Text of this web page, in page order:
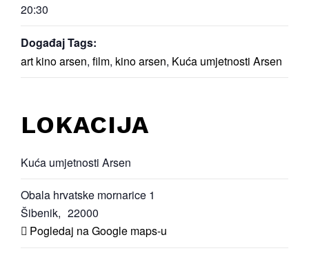
20:30
Događaj Tags:
art kino arsen, film, kino arsen, Kuća umjetnosti Arsen
LOKACIJA
Kuća umjetnosti Arsen
Obala hrvatske mornarice 1
Šibenik, 22000
Pogledaj na Google maps-u